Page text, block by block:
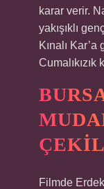
karar verir.
yakışıklı
Kınalı Kar’a
Filmde